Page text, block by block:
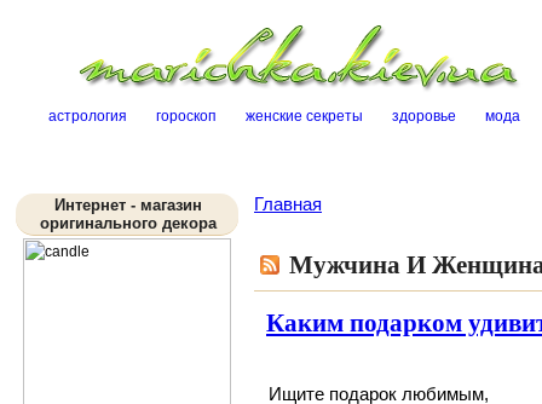
астрология гороскоп женские секреты здоровье мода
Интернет - магазин
оригинального декора
Главная
Мужчина И
Каким подарком
Ищите подарок любимым,